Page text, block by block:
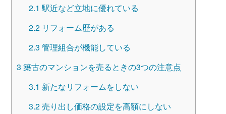
2.1 駅近など立地に優れている
2.2リフォーム歴がある
2.3 管理組合が機能している
3 築古のマンションを売るときの3つの注意点
3.1 新たなリフォームをしない
3.2売り出し価格の設定を高額にしない